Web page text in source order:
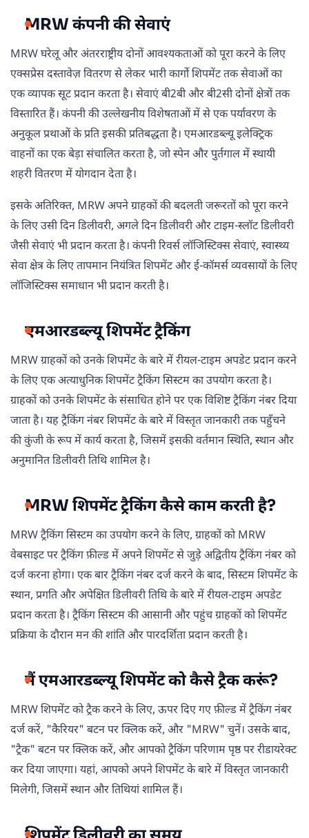
MRW कंपनी की सेवाएं
MRW घरेलू और अंतरराष्ट्रीय दोनों आवश्यकताओं को पूरा करने के लिए
एक्सप्रेस दस्तावेज़ वितरण से लेकर भारी कार्गो शिपमेंट तक सेवाओं का
एक व्यापक सूट प्रदान करता है। सेवाएं बी2बी और बी2सी दोनों क्षेत्रों तक
विस्तारित हैं। कंपनी की उल्लेखनीय विशेषताओं में से एक पर्यावरण के
अनुकूल प्रथाओं के प्रति इसकी प्रतिबद्धता है। एमआरडब्ल्यू इलेक्ट्रिक
वाहनों का एक बेड़ा संचालित करता है, जो स्पेन और पुर्तगाल में स्थायी
शहरी वितरण में योगदान देता है।
इसके अतिरिक्त, MRW अपने ग्राहकों की बदलती जरूरतों को पूरा करने
के लिए उसी दिन डिलीवरी, अगले दिन डिलीवरी और टाइम-स्लॉट डिलीवरी
जैसी सेवाएं भी प्रदान करता है। कंपनी रिवर्स लॉजिस्टिक्स सेवाएं, स्वास्थ्य
सेवा क्षेत्र के लिए तापमान नियंत्रित शिपमेंट और ई-कॉमर्स व्यवसायों के लिए
लॉजिस्टिक्स समाधान भी प्रदान करती है।
एमआरडब्ल्यू शिपमेंट ट्रैकिंग
MRW ग्राहकों को उनके शिपमेंट के बारे में रीयल-टाइम अपडेट प्रदान करने
के लिए एक अत्याधुनिक शिपमेंट ट्रैकिंग सिस्टम का उपयोग करता है।
ग्राहकों को उनके शिपमेंट के संसाधित होने पर एक विशिष्ट ट्रैकिंग नंबर दिया
जाता है। यह ट्रैकिंग नंबर शिपमेंट के बारे में विस्तृत जानकारी तक पहुँचने
की कुंजी के रूप में कार्य करता है, जिसमें इसकी वर्तमान स्थिति, स्थान और
अनुमानित डिलीवरी तिथि शामिल है।
MRW शिपमेंट ट्रैकिंग कैसे काम करती है?
MRW ट्रैकिंग सिस्टम का उपयोग करने के लिए, ग्राहकों को MRW
वेबसाइट पर ट्रैकिंग फ़ील्ड में अपने शिपमेंट से जुड़े अद्वितीय ट्रैकिंग नंबर को
दर्ज करना होगा। एक बार ट्रैकिंग नंबर दर्ज करने के बाद, सिस्टम शिपमेंट के
स्थान, प्रगति और अपेक्षित डिलीवरी तिथि के बारे में रीयल-टाइम अपडेट
प्रदान करता है। ट्रैकिंग सिस्टम की आसानी और पहुंच ग्राहकों को शिपमेंट
प्रक्रिया के दौरान मन की शांति और पारदर्शिता प्रदान करती है।
मैं एमआरडब्ल्यू शिपमेंट को कैसे ट्रैक करूं?
MRW शिपमेंट को ट्रैक करने के लिए, ऊपर दिए गए फ़ील्ड में ट्रैकिंग नंबर
दर्ज करें, "कैरियर" बटन पर क्लिक करें, और "MRW" चुनें। उसके बाद,
"ट्रैक" बटन पर क्लिक करें, और आपको ट्रैकिंग परिणाम पृष्ठ पर रीडायरेक्ट
कर दिया जाएगा। यहां, आपको अपने शिपमेंट के बारे में विस्तृत जानकारी
मिलेगी, जिसमें स्थान और तिथियां शामिल हैं।